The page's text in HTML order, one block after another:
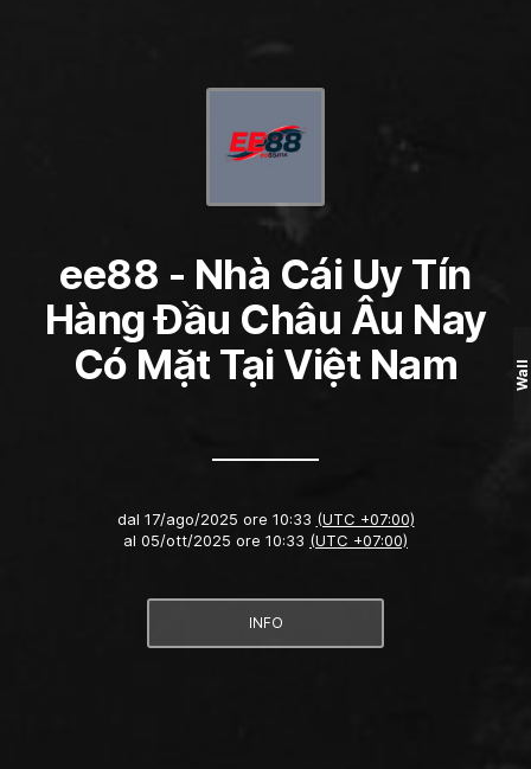
ee88 - Nhà Cái Uy Tín
Hàng Đầu Châu Âu Nay
Có Mặt Tại Việt Nam
dal 17/ago/2025 ore 10:33 (UTC +07:00)
al 05/ott/2025 ore 10:33 (UTC +07:00)
INFO
Wall